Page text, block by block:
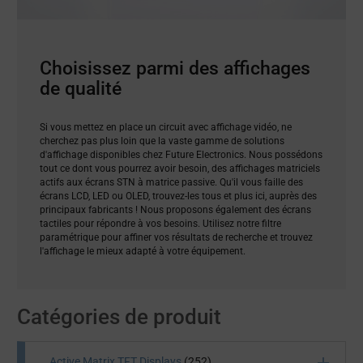
Choisissez parmi des affichages
de qualité
Si vous mettez en place un circuit avec affichage vidéo, ne
cherchez pas plus loin que la vaste gamme de solutions
d'affichage disponibles chez Future Electronics. Nous possédons
tout ce dont vous pourrez avoir besoin, des affichages matriciels
actifs aux écrans STN à matrice passive. Qu'il vous faille des
écrans LCD, LED ou OLED, trouvez-les tous et plus ici, auprès des
principaux fabricants ! Nous proposons également des écrans
tactiles pour répondre à vos besoins. Utilisez notre filtre
paramétrique pour affiner vos résultats de recherche et trouvez
l'affichage le mieux adapté à votre équipement.
Catégories de produit